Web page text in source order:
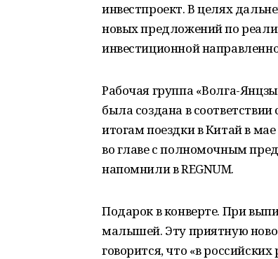
инвестпроект. В целях
новых предложений по
инвестиционной
Рабочая группа «Волга-
была создана в
итогам поездки в Китай в
во главе с полномочным
напомнили в REGNUM.
Подарок в конверте. При
малышей. Эту приятную
говорится, что «в